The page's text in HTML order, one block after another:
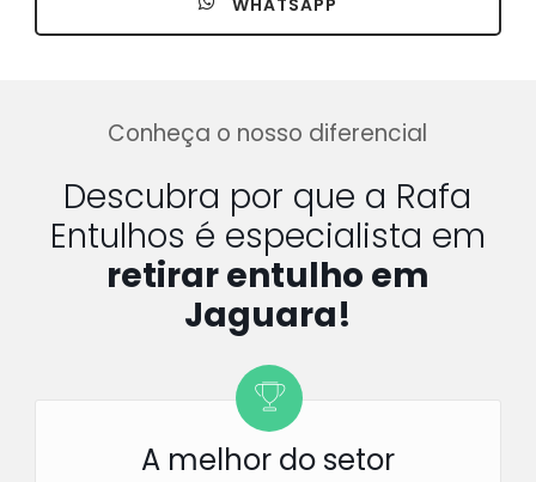
WHATSAPP
Conheça o nosso diferencial
Descubra por que a Rafa
Entulhos é especialista em
retirar entulho em
Jaguara!
A melhor do setor